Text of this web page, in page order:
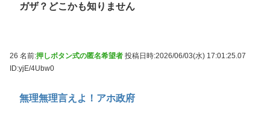
ガザ？どこかも知りません
26 名前:押しボタン式の匿名希望者 投稿日時:2026/06/03(水) 17:01:25.07
ID:yjE/4Ubw0
無理無理言えよ！アホ政府